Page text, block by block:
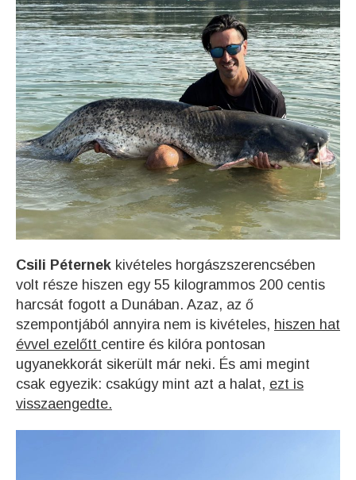
Csili Péternek kivételes horgászszerencsében
volt része hiszen egy 55 kilogrammos 200 centis
harcsát fogott a Dunában. Azaz, az ő
szempontjából annyira nem is kivételes, hiszen hat
évvel ezelőtt centire és kilóra pontosan
ugyanekkorát sikerült már neki. És ami megint
csak egyezik: csakúgy mint azt a halat, ezt is
visszaengedte.